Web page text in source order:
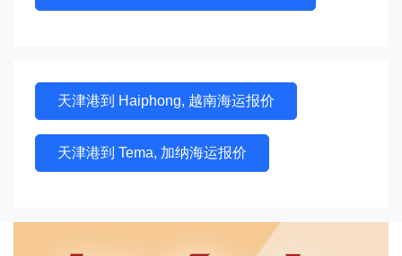
天津港到 Haiphong, 越南海运报价
天津港到 Tema, 加纳海运报价